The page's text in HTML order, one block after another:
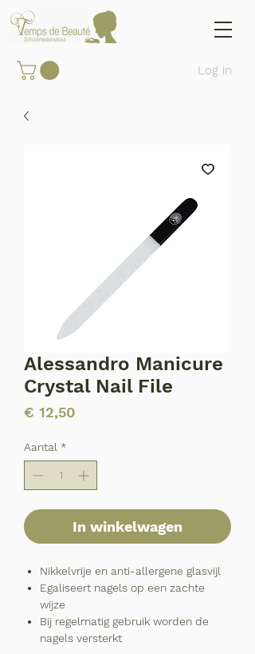
Log in
Alessandro Manicure
Crystal Nail File
€ 12,50Prijs
Aantal *
In winkelwagen
Nikkelvrije en anti-allergene glasvijl
Egaliseert nagels op een zachte
wijze
Bij regelmatig gebruik worden de
nagels versterkt